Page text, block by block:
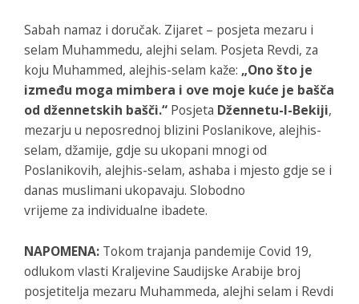
Sabah namaz i doručak. Zijaret – posjeta mezaru i
selam Muhammedu, alejhi selam. Posjeta Revdi, za
koju Muhammed, alejhis-selam kaže: „Ono što je
između moga mimbera i ove moje kuće je bašča
od džennetskih bašči.“ Posjeta Džennetu-l-Bekiji,
mezarju u neposrednoj blizini Poslanikove, alejhis-
selam, džamije, gdje su ukopani mnogi od
Poslanikovih, alejhis-selam, ashaba i mjesto gdje se i
danas muslimani ukopavaju. Slobodno
vrijeme za individualne ibadete.
NAPOMENA: Tokom trajanja pandemije Covid 19,
odlukom vlasti Kraljevine Saudijske Arabije broj
posjetitelja mezaru Muhammeda, alejhi selam i Revdi